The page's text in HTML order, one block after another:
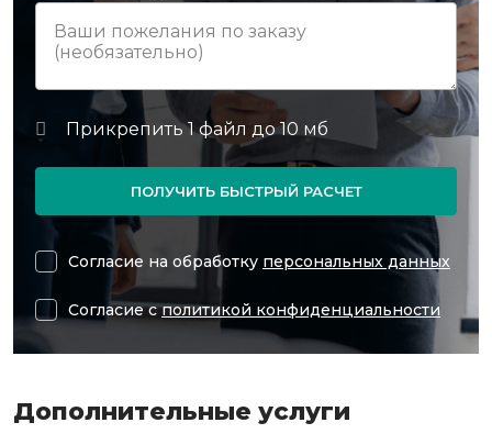
ПОЛУЧИТЬ БЫСТРЫЙ РАСЧЕТ
Согласие на обработку персональных данных
Согласие сполитикой конфиденциальности
Дополнительные услуги